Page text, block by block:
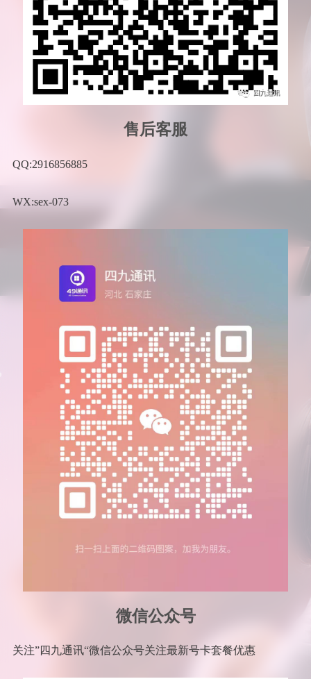
售后客服
QQ:2916856885
WX:sex-073
微信公众号
关注”四九通讯“微信公众号关注最新号卡套餐优惠